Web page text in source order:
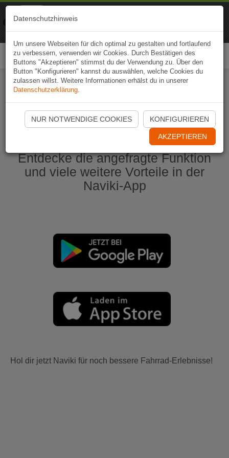
Naviki App jetzt öffnen
Entdecke die angefragte Funktion
und viele weitere Vorteile in der
Naviki-App
Hol dir jetzt Naviki für noch bessere Fahrrad-Erlebnisse!
Datenschutzhinweis
Um unsere Webseiten für dich optimal zu gestalten und fortlaufend
zu verbessern, verwenden wir Cookies. Durch Bestätigen des
Buttons "Akzeptieren" stimmst du der Verwendung zu. Über den
Button "Konfigurieren" kannst du auswählen, welche Cookies du
zulassen willst. Weitere Informationen erhälst du in unserer
Datenschutzerklärung.
NUR NOTWENDIGE COOKIES KONFIGURIEREN
AKZEPTIEREN
Naviki